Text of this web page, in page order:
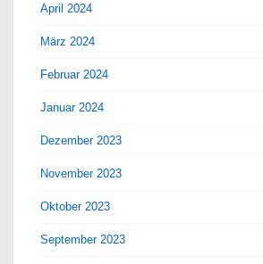
April 2024
März 2024
Februar 2024
Januar 2024
Dezember 2023
November 2023
Oktober 2023
September 2023